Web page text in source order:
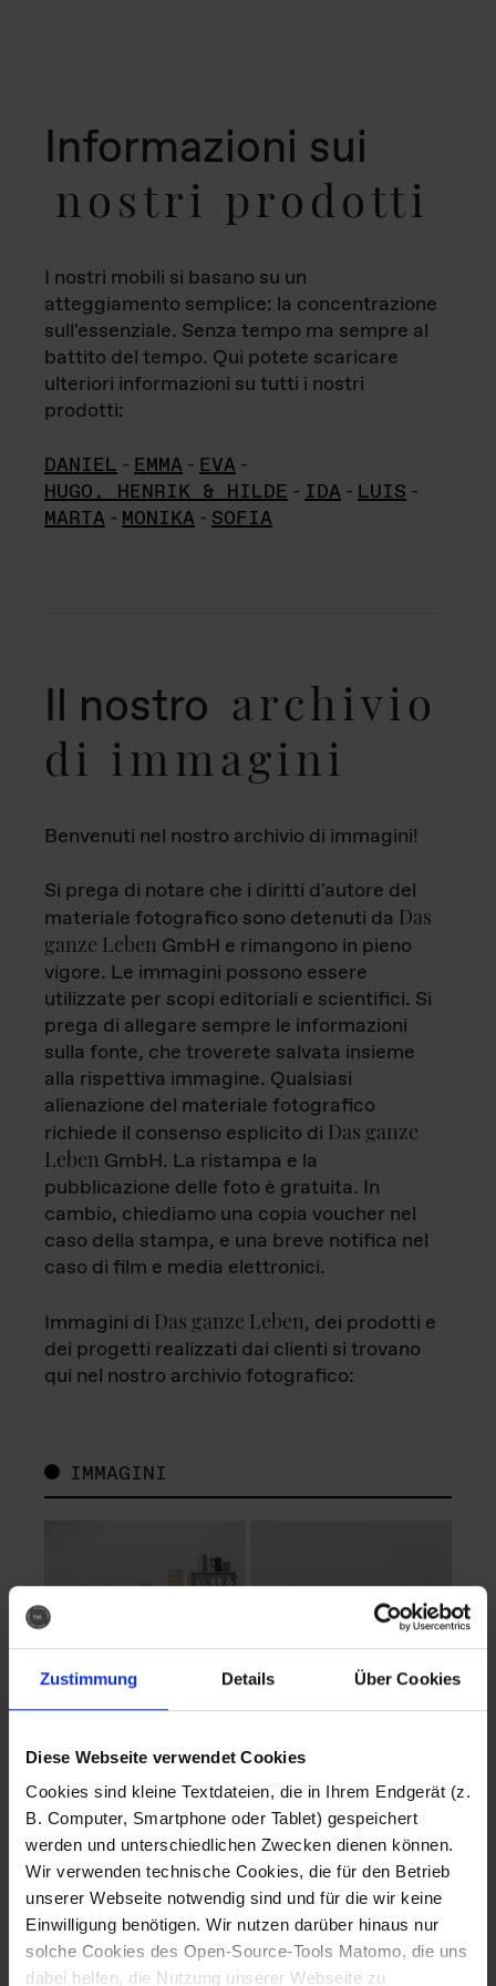
Zustimmung Details Über Cookies
Diese Webseite verwendet Cookies
Cookies sind kleine Textdateien, die in Ihrem Endgerät (z.
B. Computer, Smartphone oder Tablet) gespeichert
werden und unterschiedlichen Zwecken dienen können.
Wir verwenden technische Cookies, die für den Betrieb
unserer Webseite notwendig sind und für die wir keine
Einwilligung benötigen. Wir nutzen darüber hinaus nur
solche Cookies des Open-Source-Tools Matomo, die uns
dabei helfen, die Nutzung unserer Webseite zu
Informazioni sui
nostri prodotti
I nostri mobili si basano su un
atteggiamento semplice: la concentrazione
sull'essenziale. Senza tempo ma sempre al
battito del tempo. Qui potete scaricare
ulteriori informazioni su tutti i nostri
prodotti:
DANIEL - EMMA - EVA -
HUGO, HENRIK & HILDE - IDA - LUIS -
MARTA - MONIKA - SOFIA
Il nostro archivio
di immagini
Benvenuti nel nostro archivio di immagini!
Si prega di notare che i diritti d'autore del
materiale fotografico sono detenuti da Das
ganze Leben GmbH e rimangono in pieno
vigore. Le immagini possono essere
utilizzate per scopi editoriali e scientifici. Si
prega di allegare sempre le informazioni
sulla fonte, che troverete salvata insieme
alla rispettiva immagine. Qualsiasi
alienazione del materiale fotografico
richiede il consenso esplicito di Das ganze
Leben GmbH. La ristampa e la
pubblicazione delle foto è gratuita. In
cambio, chiediamo una copia voucher nel
caso della stampa, e una breve notifica nel
caso di film e media elettronici.
Immagini di Das ganze Leben, dei prodotti e
dei progetti realizzati dai clienti si trovano
qui nel nostro archivio fotografico:
IMMAGINI
Fotografo: Lorenz
Sternbach
Download
Fotografo: Lorenz
Sternbach
Download